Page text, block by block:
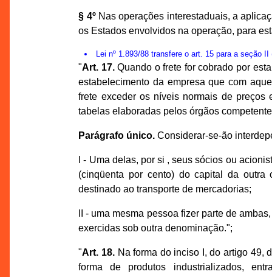
§ 4ºNas operações interestaduais, a
os Estados envolvidos na operação, para
Lei nº 1.893/88 transfere o art. 15 para a seção
"Art. 17.Quando o frete for cobrado por
estabelecimento da empresa que com
frete exceder os níveis normais de preços
tabelas elaboradas pelos órgãos
Parágrafo único. Considerar-se-ão
I - Uma delas, por si , seus sócios ou
(cinqüenta por cento) do capital da
destinado ao transporte de mercadorias;
II - uma mesma pessoa fizer parte de
exercidas sob outra denominação.";
"Art. 18.Na forma do inciso I, do artigo 49,
forma de produtos industrializados,